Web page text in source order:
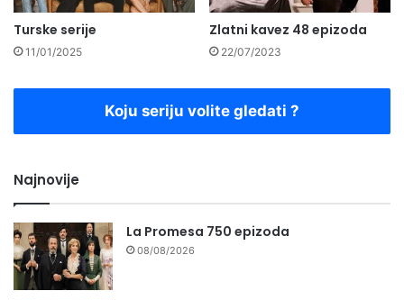
Turske serije
11/01/2025
Zlatni kavez 48 epizoda
22/07/2023
Koju seriju volite gledati ?
Najnovije
La Promesa 750 epizoda
08/08/2026